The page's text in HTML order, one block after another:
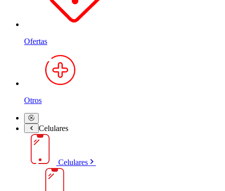
Ofertas
Otros
Celulares
Celulares